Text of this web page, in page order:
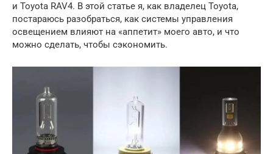
и Toyota RAV4. В этой статье я, как владелец Toyota,
постараюсь разобраться, как системы управления
освещением влияют на «аппетит» моего авто, и что
можно сделать, чтобы сэкономить.